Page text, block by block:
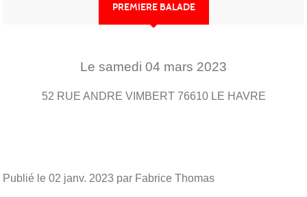
PREMIERE BALADE
Le samedi 04 mars 2023
52 RUE ANDRE VIMBERT 76610 LE HAVRE
Publié le 02 janv. 2023 par Fabrice Thomas